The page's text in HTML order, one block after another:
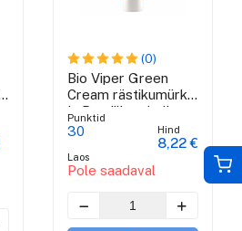
(0)
Bio Viper Green
Cream rästikumürk
ja Brasiilia roheline
taruvaik - 50 ml
Punktid
30
Laos
Pole saadaval
Hind
8,22 €